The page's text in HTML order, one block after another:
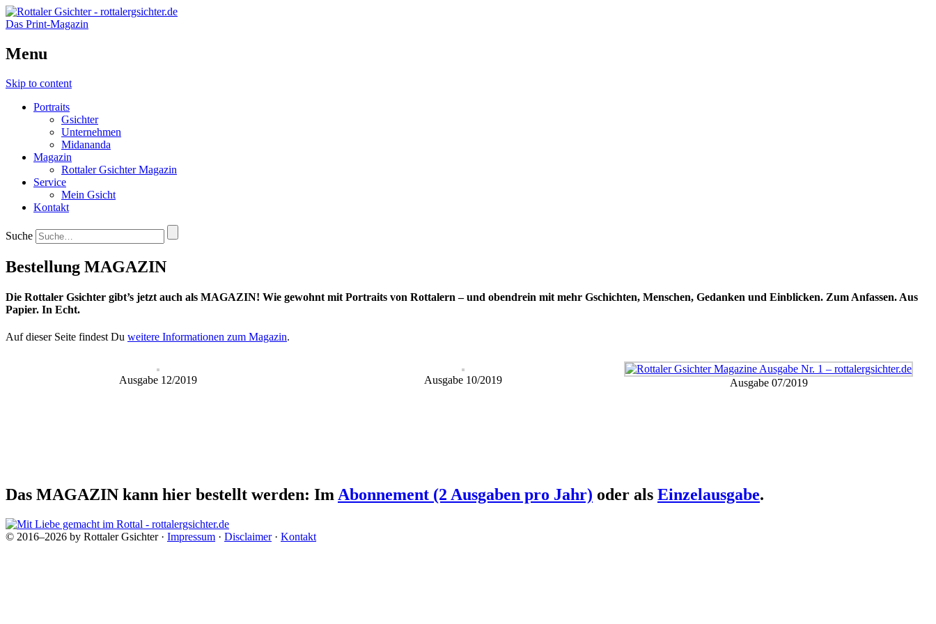
Das Print-Magazin
Menu
Skip to content
Portraits
Gsichter
Unternehmen
Midananda
Magazin
Rottaler Gsichter Magazin
Service
Mein Gsicht
Kontakt
Suche
Bestellung MAGAZIN
Die Rottaler Gsichter gibt’s jetzt auch als MAGAZIN! Wie gewohnt mit Portraits von Rottalern – und obendrein mit mehr Gschichten, Menschen, Gedanken und Einblicken. Zum Anfassen. Aus
Papier. In Echt.
Auf dieser Seite findest Du weitere Informationen zum Magazin.
Ausgabe 12/2019 Ausgabe 10/2019 Ausgabe 07/2019
Das MAGAZIN kann hier bestellt werden: Im Abonnement (2 Ausgaben pro Jahr) oder als Einzelausgabe.
© 2016–2026 by Rottaler Gsichter · Impressum · Disclaimer· Kontakt